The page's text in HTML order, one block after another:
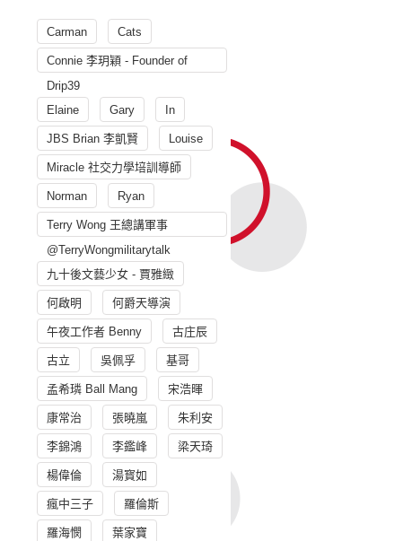
Carman Cats
Connie 李玥穎 - Founder of
Drip39
Elaine
Gary In
JBS Brian 李凱賢 Louise
Miracle 社交力學培訓導師
Norman Ryan
Terry Wong 王總講軍事
@TerryWongmilitarytalk
九十後文藝少女 - 賈雅緻
何啟明 何爵天導演
午夜工作者 Benny 古庄辰
古立 吳佩孚 基哥
孟希璘 Ball Mang 宋浩暉
康常治 張曉嵐 朱利安
李錦鴻 李鑑峰 梁天琦
楊偉倫 湯寳如
瘋中三子 羅倫斯
羅海憫 葉家寶